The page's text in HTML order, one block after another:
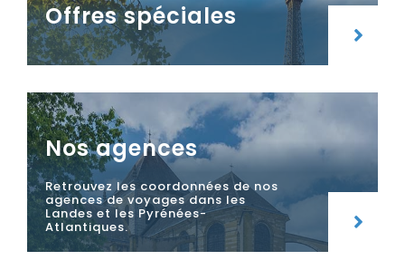
Offres spéciales
Nos agences
Retrouvez les coordonnées de nos
agences de voyages dans les
Landes et les Pyrénées-
Atlantiques.